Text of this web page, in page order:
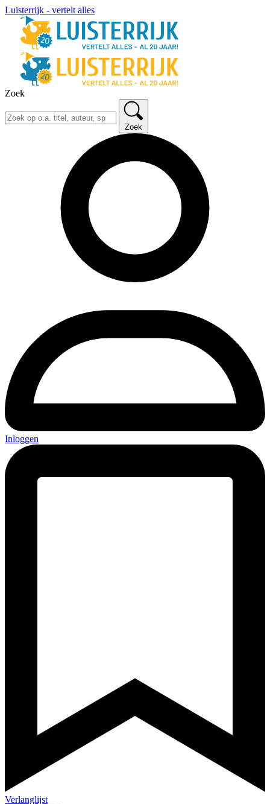
Luisterrijk - vertelt alles
Zoek
Zoek
Inloggen
Verlanglijst